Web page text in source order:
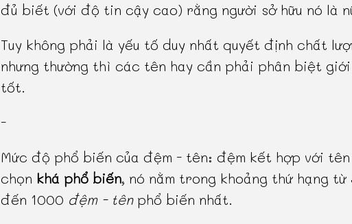
đủ biết (với độ tin cậy cao) rằng người sở hữu nó là
Tuy không phải là yếu tố duy nhất quyết định chất
nhưng thường thì các tên hay cần phải phân biệt
tốt.
-
Mức độ phổ biến của đệm - tên: đệm kết hợp với
chọn khá phổ biến, nó nằm trong khoảng thứ hạng từ
đến 1000 đệm - tênphổ biến nhất.